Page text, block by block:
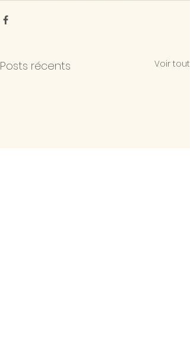
Posts récents Voir tout